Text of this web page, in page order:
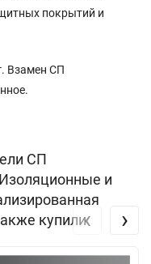
покрытий и
Взамен СП
СП
и
купили‹ ›